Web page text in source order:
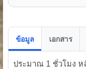
ข้อมูล เอกสาร
ประมาณ 1 ชั่วโมง ห